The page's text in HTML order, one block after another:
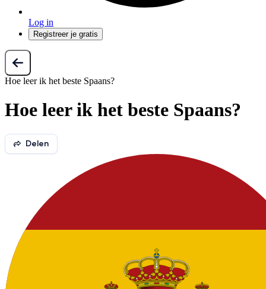
Log in
Registreer je gratis
Hoe leer ik het beste Spaans?
Hoe leer ik het beste Spaans?
Delen